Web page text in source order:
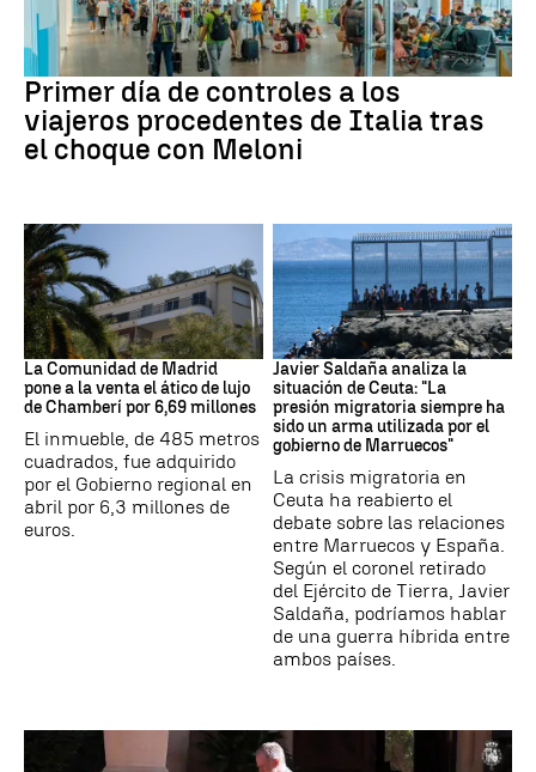
VIAJES
Primer día de controles a los
viajeros procedentes de Italia tras
el choque con Meloni
Ático Ayuso
La Comunidad de Madrid
pone a la venta el ático de lujo
de Chamberí por 6,69 millones
El inmueble, de 485 metros
cuadrados, fue adquirido
por el Gobierno regional en
abril por 6,3 millones de
euros.
Crisis migratoria Ceuta
Javier Saldaña analiza la
situación de Ceuta: "La
presión migratoria siempre ha
sido un arma utilizada por el
gobierno de Marruecos"
La crisis migratoria en
Ceuta ha reabierto el
debate sobre las relaciones
entre Marruecos y España.
Según el coronel retirado
del Ejército de Tierra, Javier
Saldaña, podríamos hablar
de una guerra híbrida entre
ambos países.